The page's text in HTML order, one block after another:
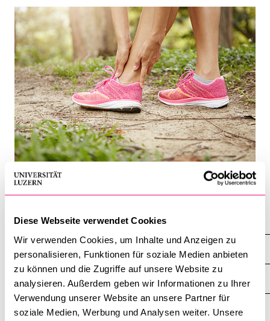
Diese Webseite verwendet Cookies
Wir verwenden Cookies, um Inhalte und Anzeigen zu
personalisieren, Funktionen für soziale Medien anbieten
zu können und die Zugriffe auf unsere Website zu
analysieren. Außerdem geben wir Informationen zu Ihrer
Verwendung unserer Website an unsere Partner für
soziale Medien, Werbung und Analysen weiter. Unsere
Sport
Weiterführende Informationen
Allgemeine Vertrags- und Geschäftsbedingungen (AGB)
Belegungspläne Sportanlagen
Stellensuchende
Förderer
Medien
BELIEBTE INHALTE
Vorlesungsverzeichnis
Bibliothek
Sportangebot
Menuplan Mensa